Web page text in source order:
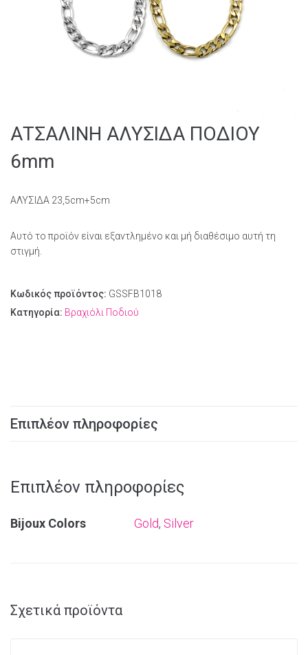
ΑΤΣΑΛΙΝΗ ΑΛΥΣΙΔΑ ΠΟΔΙΟΥ
6mm
ΑΛΥΣΙΔΑ 23,5cm+5cm
Αυτό το προϊόν είναι εξαντλημένο και μή διαθέσιμο αυτή τη
στιγμή.
Κωδικός προϊόντος: GSSFB1018
Κατηγορία: Βραχιόλι Ποδιού
Επιπλέον πληροφορίες
Επιπλέον πληροφορίες
Bijoux Colors Gold, Silver
Σχετικά προϊόντα